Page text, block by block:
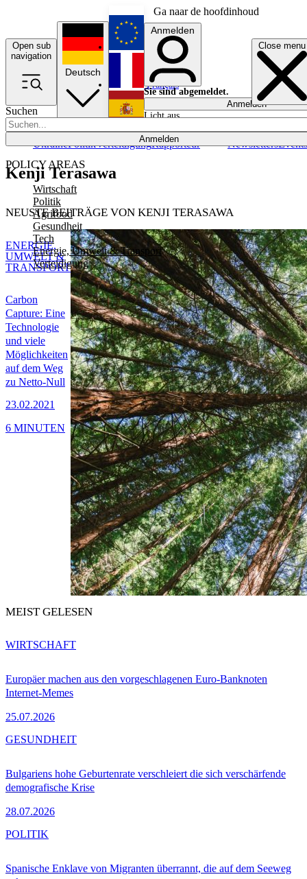
Ga naar de hoofdinhoud
Open sub
navigation
Close menu
Suchen
Anmelden
POLICY AREAS
Wirtschaft
Politik
Agrifood
Gesundheit
Tech
Energie, Umwelt & Transport
Verteidigung
UkrainePolitikVerteidigungRapporteur NewslettersEvents
Deutsch
English
Français
Anmelden
Sie sind abgemeldet.
Anmelden
Licht aus
Kenji Terasawa
NEUSTE BEITRÄGE VON KENJI TERASAWA
Carbon
Capture: Eine
Technologie
und viele
Möglichkeiten
auf dem Weg
zu Netto-Null
23.02.2021
ENERGIE,
UMWELT &
TRANSPORT
6 MINUTEN
MEIST GELESEN
Europäer machen aus den vorgeschlagenen Euro-Banknoten
Internet-Memes
25.07.2026
WIRTSCHAFT
Bulgariens hohe Geburtenrate verschleiert die sich verschärfende
demografische Krise
28.07.2026
GESUNDHEIT
Spanische Enklave von Migranten überrannt, die auf dem Seeweg
POLITIK